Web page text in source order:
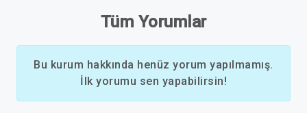
Tüm Yorumlar
Bu kurum hakkında henüz yorum yapılmamış.
İlk yorumu sen yapabilirsin!